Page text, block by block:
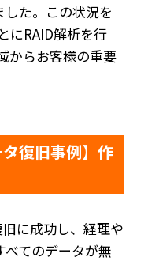
た。この状況を
にRAID解析を行
からお客様の重要
タ復旧事例】作
に成功し、経理や
てのデータが無